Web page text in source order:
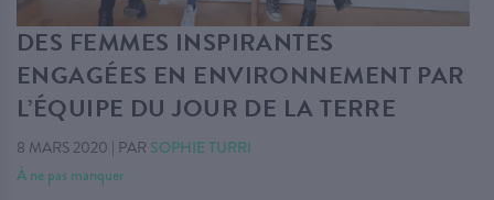
DES FEMMES INSPIRANTES
ENGAGÉES EN ENVIRONNEMENT PAR
L’ÉQUIPE DU JOUR DE LA TERRE
8 MARS 2020 | PAR SOPHIE TURRI
À ne pas manquer